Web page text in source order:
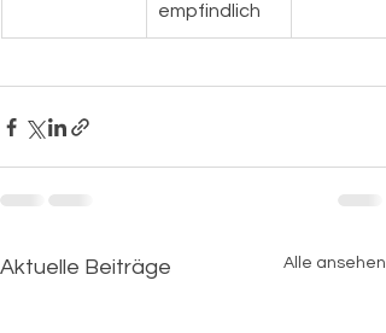
empfindlich
Aktuelle Beiträge Alle ansehen